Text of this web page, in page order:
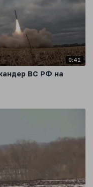
0:41
ВС РФ на